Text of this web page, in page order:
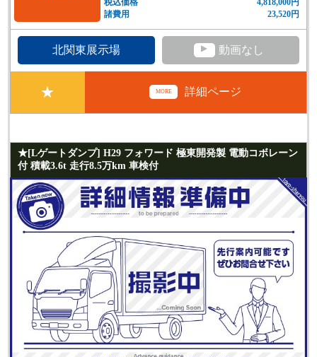
税込価格
4,818,000円
諸費用
23,520円
北関東展示場 ▲ 動画なし
★ MORE 詳細ページ
★[Lゲートダンプ] H29 フォワード 極東開発製 電動コボレーン
付 積載3.6t 走行8.5万km 車検付